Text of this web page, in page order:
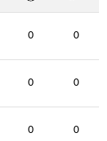
0 0
0 0
0 0